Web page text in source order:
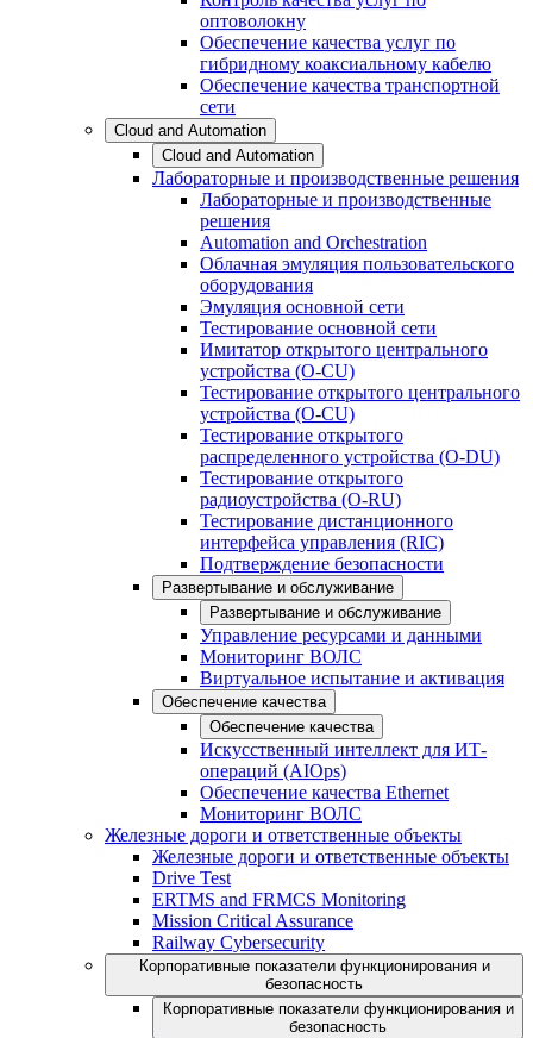
оптоволокну
Обеспечение качества услуг по
гибридному коаксиальному кабелю
Обеспечение качества транспортной
сети
Cloud and Automation
Cloud and Automation
Лабораторные и производственные решения
Лабораторные и производственные
решения
Automation and Orchestration
Облачная эмуляция пользовательского
оборудования
Эмуляция основной сети
Тестирование основной сети
Имитатор открытого центрального
устройства (O-CU)
Тестирование открытого центрального
устройства (O-CU)
Тестирование открытого
распределенного устройства (O-DU)
Тестирование открытого
радиоустройства (O-RU)
Тестирование дистанционного
интерфейса управления (RIC)
Подтверждение безопасности
Развертывание и обслуживание
Развертывание и обслуживание
Управление ресурсами и данными
Мониторинг ВОЛС
Виртуальное испытание и активация
Обеспечение качества
Обеспечение качества
Искусственный интеллект для ИТ-
операций (AIOps)
Обеспечение качества Ethernet
Мониторинг ВОЛС
Железные дороги и ответственные объекты
Железные дороги и ответственные объекты
Drive Test
ERTMS and FRMCS Monitoring
Mission Critical Assurance
Railway Cybersecurity
Корпоративные показатели функционирования и
безопасность
Корпоративные показатели функционирования и
безопасность